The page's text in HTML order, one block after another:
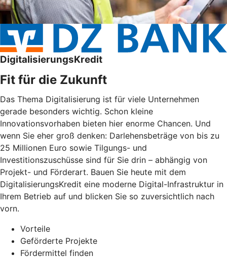
DigitalisierungsKredit
Fit für die Zukunft
Das Thema Digitalisierung ist für viele Unternehmen
gerade besonders wichtig. Schon kleine
Innovationsvorhaben bieten hier enorme Chancen. Und
wenn Sie eher groß denken: Darlehensbeträge von bis zu
25 Millionen Euro sowie Tilgungs- und
Investitionszuschüsse sind für Sie drin – abhängig von
Projekt- und Förderart. Bauen Sie heute mit dem
DigitalisierungsKredit eine moderne Digital-Infrastruktur in
Ihrem Betrieb auf und blicken Sie so zuversichtlich nach
vorn.
Vorteile
Geförderte Projekte
Fördermittel finden